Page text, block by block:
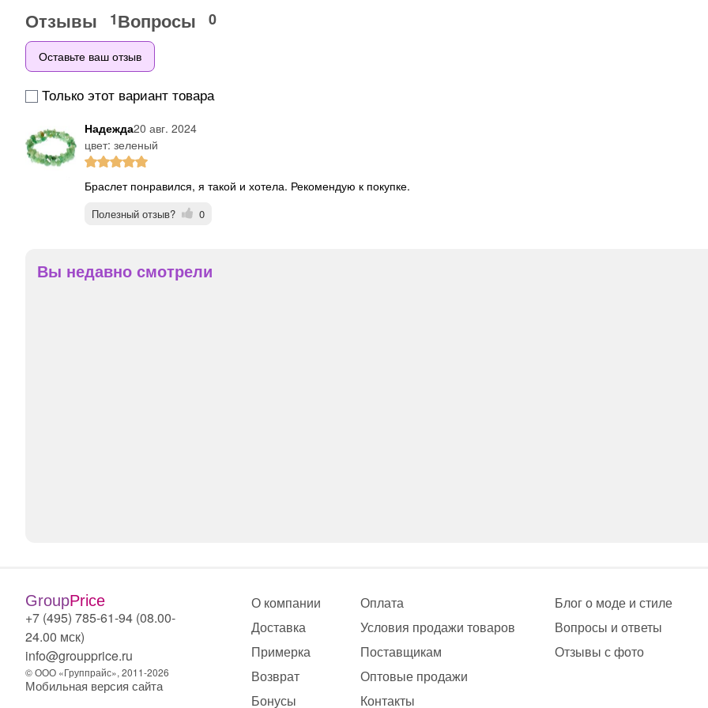
Отзывы 1Вопросы 0
Оставьте ваш отзыв
Только этот вариант товара
Надежда20 авг. 2024
цвет: зеленый
Браслет понравился, я такой и хотела. Рекомендую к покупке.
Полезный отзыв? 0
Вы недавно смотрели
GroupPrice
+7 (495) 785-61-94 (08.00-
24.00 мск)
info@groupprice.ru
© ООО «Группрайс», 2011-2026
Мобильная версия сайта
О компании
Доставка
Примерка
Возврат
Бонусы
Оплата
Условия продажи товаров
Поставщикам
Оптовые продажи
Контакты
Блог о моде и стиле
Вопросы и ответы
Отзывы с фото